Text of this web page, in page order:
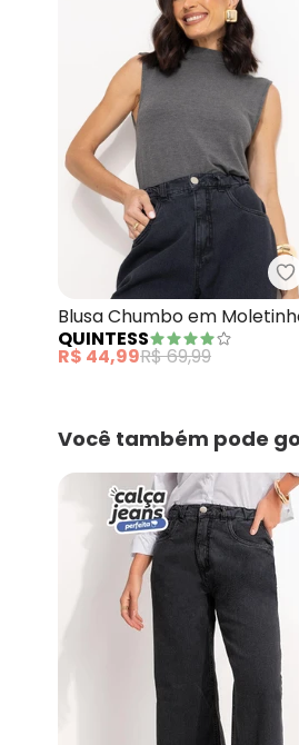
Blusa Chumbo em
QUINTESS
R$ 44,99R$ 69,99
Você também pode